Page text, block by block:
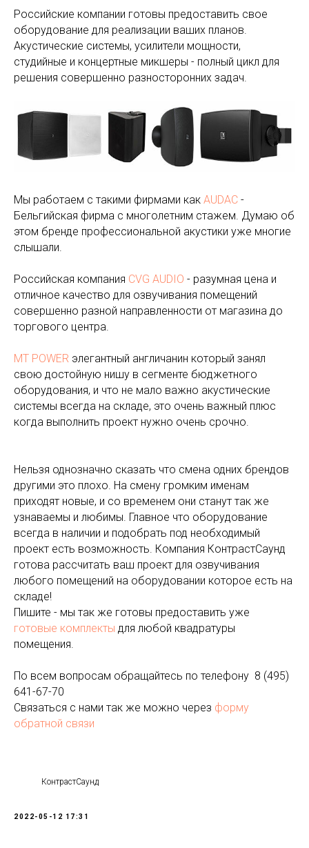
Российские компании готовы предоставить свое
оборудование для реализации ваших планов.
Акустические системы, усилители мощности,
студийные и концертные микшеры - полный цикл для
решения совершенно разносторонних задач.
Мы работаем с такими фирмами как AUDAC -
Бельгийская фирма с многолетним стажем. Думаю об
этом бренде профессиональной акустики уже многие
слышали.
Российская компания CVG AUDIO - разумная цена и
отличное качество для озвучивания помещений
совершенно разной направленности от магазина до
торгового центра.
MT POWER элегантный англичанин который занял
свою достойную нишу в сегменте бюджетного
оборудования, и что не мало важно акустические
системы всегда на складе, это очень важный плюс
когда выполнить проект нужно очень срочно.
Нельзя однозначно сказать что смена одних брендов
другими это плохо. На смену громким именам
приходят новые, и со временем они станут так же
узнаваемы и любимы. Главное что оборудование
всегда в наличии и подобрать под необходимый
проект есть возможность. Компания КонтрастСаунд
готова рассчитать ваш проект для озвучивания
любого помещений на оборудовании которое есть на
складе!
Пишите - мы так же готовы предоставить уже
готовые комплекты для любой квадратуры
помещения.
По всем вопросам обращайтесь по телефону 8 (495)
641-67-70
Связаться с нами так же можно через форму
обратной связи
КонтрастСаунд
2022-05-12 17:31